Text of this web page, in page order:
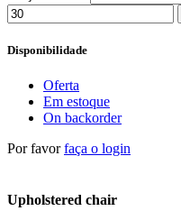
Disponibilidade
Oferta
Em estoque
On backorder
Por favorfaça o login
Upholstered chair